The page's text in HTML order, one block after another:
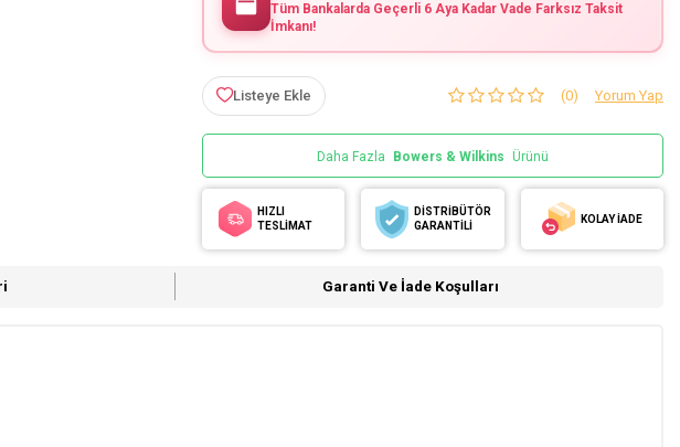
Tüm Bankalarda Geçerli 6 Aya Kadar Vade Farksız Taksit
İmkanı!
Listeye Ekle (0) Yorum Yap
Daha Fazla Bowers & Wilkins Ürünü
HIZLI
TESLİMAT
DİSTRİBÜTÖR
GARANTİLİ
KOLAY İADE
Garanti Ve İade Koşulları